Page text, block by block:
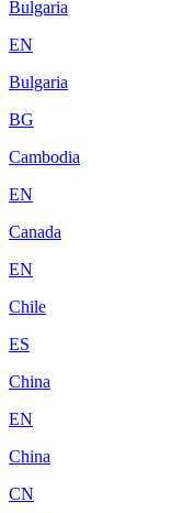
Bulgaria
EN
Bulgaria
BG
Cambodia
EN
Canada
EN
Chile
ES
China
EN
China
CN